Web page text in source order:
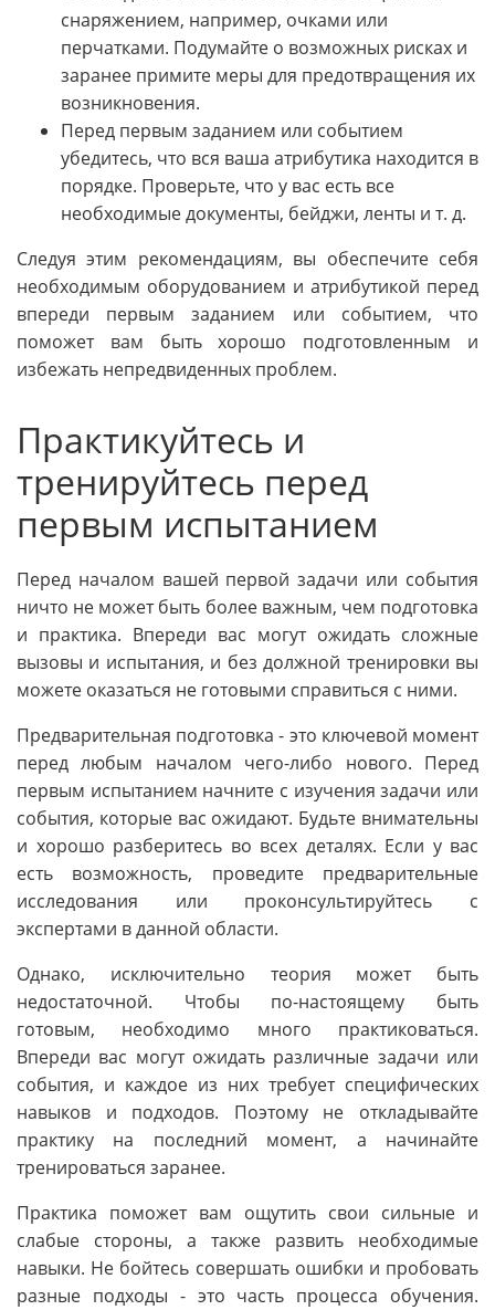
снаряжением, например, очками или
перчатками. Подумайте о возможных рисках и
заранее примите меры для предотвращения их
возникновения.
Перед первым заданием или событием
убедитесь, что вся ваша атрибутика находится в
порядке. Проверьте, что у вас есть все
необходимые документы, бейджи, ленты и т. д.
Следуя этим рекомендациям, вы обеспечите себя
необходимым оборудованием и атрибутикой перед
впереди первым заданием или событием, что
поможет вам быть хорошо подготовленным и
избежать непредвиденных проблем.
Практикуйтесь и
тренируйтесь перед
первым испытанием
Перед началом вашей первой задачи или события
ничто не может быть более важным, чем подготовка
и практика. Впереди вас могут ожидать сложные
вызовы и испытания, и без должной тренировки вы
можете оказаться не готовыми справиться с ними.
Предварительная подготовка - это ключевой момент
перед любым началом чего-либо нового. Перед
первым испытанием начните с изучения задачи или
события, которые вас ожидают. Будьте внимательны
и хорошо разберитесь во всех деталях. Если у вас
есть возможность, проведите предварительные
исследования или проконсультируйтесь с
экспертами в данной области.
Однако, исключительно теория может быть
недостаточной. Чтобы по-настоящему быть
готовым, необходимо много практиковаться.
Впереди вас могут ожидать различные задачи или
события, и каждое из них требует специфических
навыков и подходов. Поэтому не откладывайте
практику на последний момент, а начинайте
тренироваться заранее.
Практика поможет вам ощутить свои сильные и
слабые стороны, а также развить необходимые
навыки. Не бойтесь совершать ошибки и пробовать
разные подходы - это часть процесса обучения.